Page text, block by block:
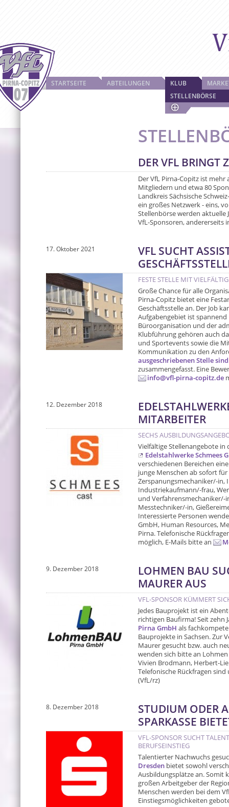
STARTSEITE ABTEILUNGEN
KLUB
STELLENBÖRSE
DER VFL BRINGT
Der VfL Pirna-Copitz ist mehr
Mitgliedern und etwa 80
Landkreis Sächsische
ein großes Netzwerk - eins,
Stellenbörse werden aktuelle
VfL-Sponsoren, andererseits
VFL SUCHT
17. Oktober 2021
FESTE STELLE MIT
Große Chance für alle
Pirna-Copitz bietet eine
Geschäftsstelle an. Der Job
Aufgabengebiet ist
Büroorganisation und der
Klubführung gehören auch
und Sportevents sowie die
Kommunikation zu den
ausgeschriebenen Stelle
zusammengefasst. Eine
info@vfl-pirna-copitz.de
MITARBEITER
12. Dezember 2018
SECHS
Vielfältige Stellenangebote in
Edelstahlwerke Schmees
verschiedenen Bereichen
junge Menschen ab sofort
Zerspanungsmechaniker/-in,
Industriekaufmann/-frau,
und Verfahrensmechaniker/-
Messtechniker/-in,
Interessierte Personen
GmbH, Human Resources,
Pirna. Telefonische
möglich, E-Mails bitte an
LOHMEN BAU
MAURER AUS
9. Dezember 2018
VFL-SPONSOR KÜMMERT
Jedes Bauprojekt ist ein
richtigen Baufirma! Seit zehn
Pirna GmbH als
Bauprojekte in Sachsen. Zur
Maurer gesucht bzw. auch
wenden sich bitte an
Vivien Brodmann, Herbert-
Telefonische Rückfragen
(VfL/rz)
STUDIUM ODER
SPARKASSE
8. Dezember 2018
VFL-SPONSOR SUCHT
BERUFSEINSTIEG
Talentierter Nachwuchs
Dresden bietet sowohl
Ausbildungsplätze an. Somit
großen Arbeitgeber der
Menschen werden bei dem
Einstiegsmöglichkeiten